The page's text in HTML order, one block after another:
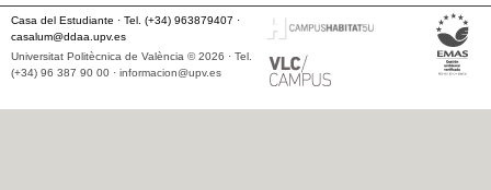
Casa del Estudiante · Tel. (+34) 963879407 ·
casalum@ddaa.upv.es
Universitat Politècnica de València © 2026 · Tel.
(+34) 96 387 90 00 · informacion@upv.es